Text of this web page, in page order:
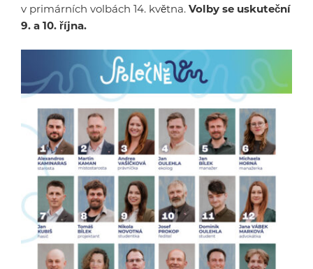
v primárních volbách 14. května. Volby se uskuteční
9. a 10. října.